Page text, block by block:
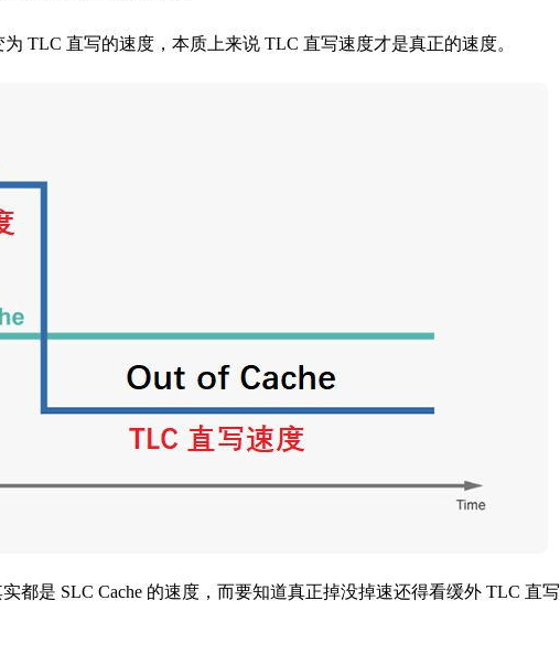
TLC 直写的速度，本质上来说 TLC 直写速度才是真正的速度。
都是 SLC Cache 的速度，而要知道真正掉没掉速还得看缓外 TLC 直写